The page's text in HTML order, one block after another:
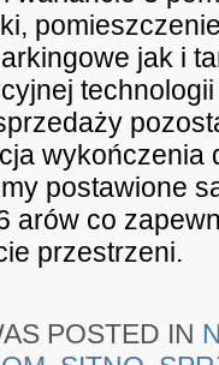
jak i
wykończenia
postawione
arów co
przestrzeni.
POSTED IN